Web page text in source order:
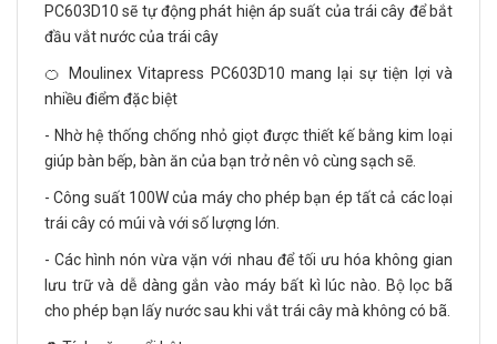
PC603D10 sẽ tự động phát hiện áp suất của trái cây để bắt
đầu vắt nước của trái cây
🍊 Moulinex Vitapress PC603D10 mang lại sự tiện lợi và
nhiều điểm đặc biệt
- Nhờ hệ thống chống nhỏ giọt được thiết kế bằng kim loại
giúp bàn bếp, bàn ăn của bạn trở nên vô cùng sạch sẽ.
- Công suất 100W của máy cho phép bạn ép tất cả các loại
trái cây có múi và với số lượng lớn.
- Các hình nón vừa vặn với nhau để tối ưu hóa không gian
lưu trữ và dễ dàng gắn vào máy bất kì lúc nào. Bộ lọc bã
cho phép bạn lấy nước sau khi vắt trái cây mà không có bã.